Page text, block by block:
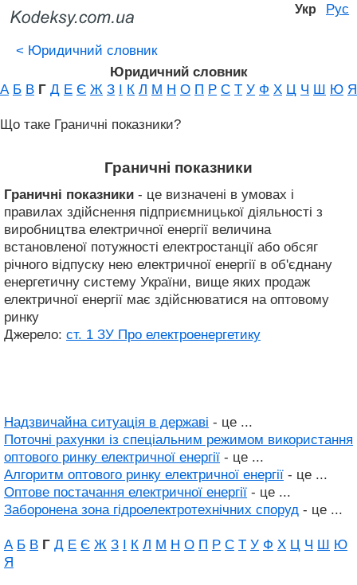
Укр Рус
< Юридичний словник
Юридичний словник
А Б В Г Д Е Є Ж З І К Л М Н О П Р С Т У Ф Х Ц Ч Ш Ю Я
Що таке Граничні показники?
Граничні показники
Граничні показники - це визначені в умовах і
правилах здійснення підприємницької діяльності з
виробництва електричної енергії величина
встановленої потужності електростанції або обсяг
річного відпуску нею електричної енергії в об'єднану
енергетичну систему України, вище яких продаж
електричної енергії має здійснюватися на оптовому
ринку
Джерело: ст. 1 ЗУ Про електроенергетику
Надзвичайна ситуація в державі - це ...
Поточні рахунки із спеціальним режимом використання
оптового ринку електричної енергії - це ...
Алгоритм оптового ринку електричної енергії - це ...
Оптове постачання електричної енергії - це ...
Заборонена зона гідроелектротехнічних споруд - це ...
А Б В Г Д Е Є Ж З І К Л М Н О П Р С Т У Ф Х Ц Ч Ш Ю
Я